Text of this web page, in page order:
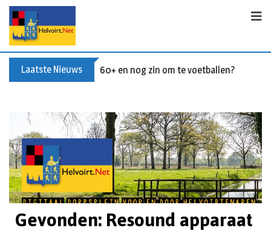
Laatste Nieuws 60+ en nog zin om te voetballen? Kom
Gevonden: Resound apparaat